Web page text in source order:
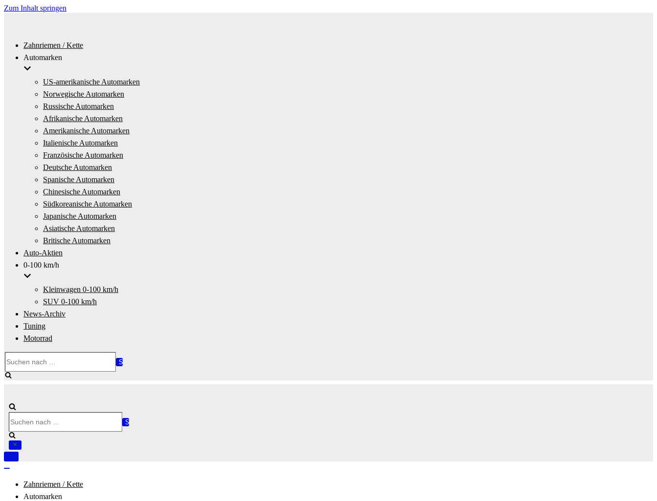
Zum Inhalt springen
Zahnriemen / Kette
Automarken
US-amerikanische Automarken
Norwegische Automarken
Russische Automarken
Afrikanische Automarken
Amerikanische Automarken
Italienische Automarken
Französische Automarken
Deutsche Automarken
Spanische Automarken
Chinesische Automarken
Südkoreanische Automarken
Japanische Automarken
Asiatische Automarken
Britische Automarken
Auto-Aktien
0-100 km/h
Kleinwagen 0-100 km/h
SUV 0-100 km/h
News-Archiv
Tuning
Motorrad
nach …
nach …
Navigation
Zahnriemen / Kette
Automarken